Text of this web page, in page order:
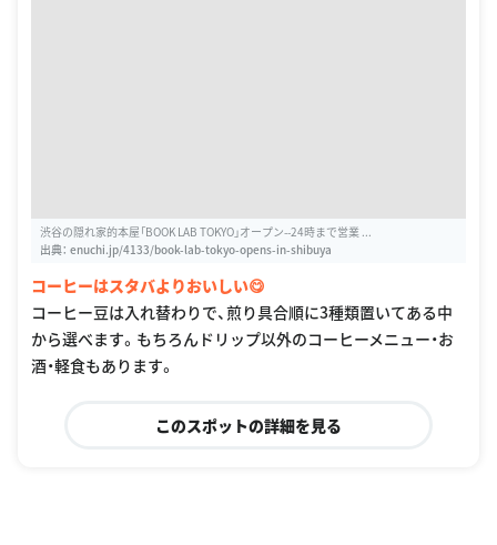
渋谷の隠れ家的本屋「BOOK LAB TOKYO」オープン--24時まで営業 ...
出典： enuchi.jp/4133/book-lab-tokyo-opens-in-shibuya
コーヒーはスタバよりおいしい😋
コーヒー豆は入れ替わりで、煎り具合順に3種類置いてある中
から選べます。もちろんドリップ以外のコーヒーメニュー・お
酒・軽食もあります。
このスポットの詳細を見る